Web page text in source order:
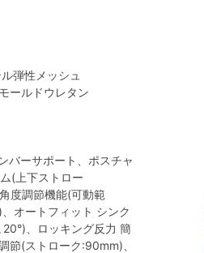
弾性メッシュ
ールドウレタン
バーサポート、ポスチャ
(上下ストロー
度調節機能(可動範
オートフィット シンク
、ロッキング反力 簡
節(ストローク:90mm)、